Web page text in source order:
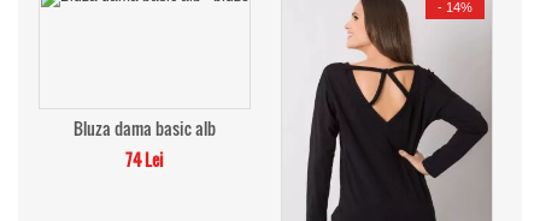
Bluza dama basic alb
74 Lei
- 14%